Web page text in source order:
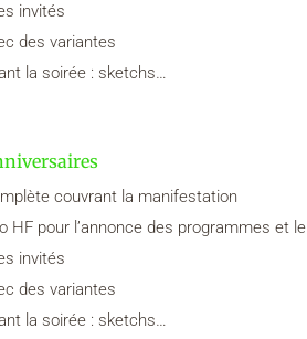
invités
des variantes
la soirée : sketchs…
couvrant la manifestation
HF pour l’annonce des programmes et le
invités
des variantes
la soirée : sketchs…